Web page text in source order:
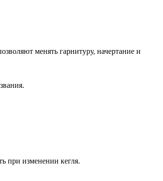
менять гарнитуру, начертание и
при изменении кегля.